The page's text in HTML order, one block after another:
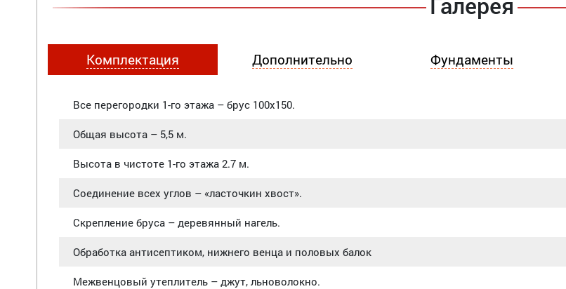
Комплектация Дополнительно Фундаменты
Все перегородки 1-го этажа – брус 100х150.
Общая высота – 5,5 м.
Высота в чистоте 1-го этажа 2.7 м.
Соединение всех углов – «ласточкин хвост».
Скрепление бруса – деревянный нагель.
Обработка антисептиком, нижнего венца и половых балок
Межвенцовый утеплитель – джут, льноволокно.